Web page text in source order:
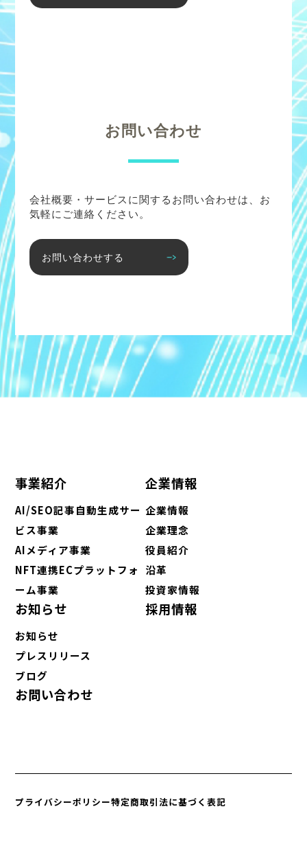
お問い合わせ
会社概要・サービスに関するお問い合わせは、お
気軽にご連絡ください。
お問い合わせする
事業紹介
AI/SEO記事自動生成サー
ビス事業
AIメディア事業
NFT連携ECプラットフォ
ーム事業
企業情報
企業情報
企業理念
役員紹介
沿革
投資家情報
お知らせ
お知らせ
プレスリリース
ブログ
採用情報
お問い合わせ
プライバシーポリシー特定商取引法に基づく表記